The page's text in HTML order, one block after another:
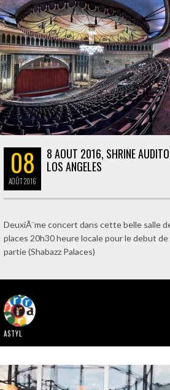
08
AOÛT2016
8 AOUT 2016, SHRINE
LOS ANGELES
DeuxiÃ¨me concert dans cette belle salle
places 20h30 heure locale pour le debut de
partie (Shabazz Palaces)
ASTYL